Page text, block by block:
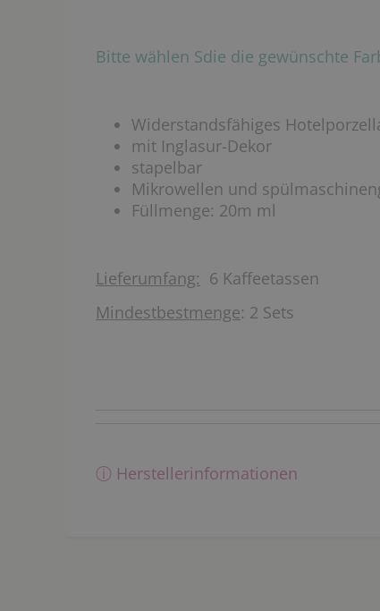
Bitte wählen Sdie die gewünschte
Widerstandsfähiges
mit Inglasur-Dekor
stapelbar
Mikrowellen und
Füllmenge: 20m ml
Lieferumfang: 6 Kaffeetassen
Mindestbestmenge: 2 Sets
ⓘ Herstellerinformationen